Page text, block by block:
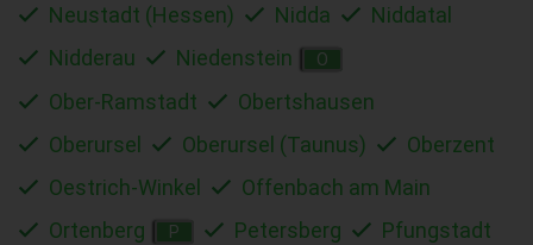
Neustadt (Hessen)
Nidda
Niddatal
Nidderau
Niedenstein O
Ober-Ramstadt
Obertshausen
Oberursel
Oberursel (Taunus)
Oberzent
Oestrich-Winkel
Offenbach am Main
Ortenberg
P Petersberg
Pfungstadt